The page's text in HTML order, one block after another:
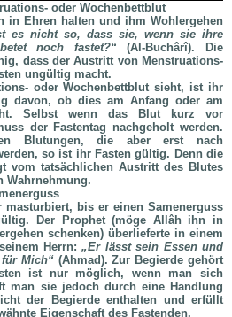
oder Wochenbettblut
in Ehren halten und ihm Wohlergehen
es nicht so, dass sie, wenn sie ihre
noch fastet?“(Al-Buchârî). Die
dass der Austritt von Menstruations-
ungültig macht.
oder Wochenbettblut sieht, ist ihr
davon, ob dies am Anfang oder am
Selbst wenn das Blut kurz vor
der Fastentag nachgeholt werden.
Blutungen, die aber erst nach
so ist ihr Fasten gültig. Denn die
vom tatsächlichen Austritt des Blutes
Wahrnehmung.
bis er einen Samenerguss
Der Prophet (möge Allâh ihn in
schenken) überlieferte in einem
Herrn:„Er lässt sein Essen und
Mich“(Ahmad). Zur Begierde gehört
ist nur möglich, wenn man sich
man sie jedoch durch eine Handlung
der Begierde enthalten und erfüllt
Eigenschaft des Fastenden.